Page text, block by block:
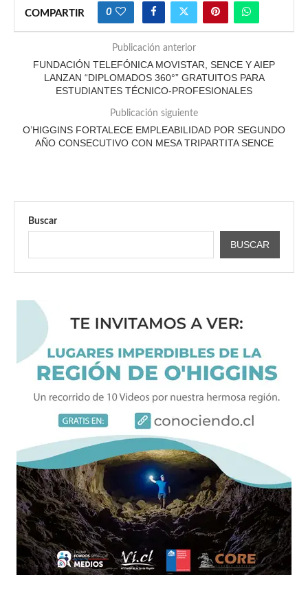
COMPARTIR 0
Publicación anterior
FUNDACIÓN TELEFÓNICA MOVISTAR, SENCE Y AIEP
LANZAN “DIPLOMADOS 360°” GRATUITOS PARA
ESTUDIANTES TÉCNICO-PROFESIONALES
Publicación siguiente
O’HIGGINS FORTALECE EMPLEABILIDAD POR SEGUNDO
AÑO CONSECUTIVO CON MESA TRIPARTITA SENCE
Buscar
BUSCAR